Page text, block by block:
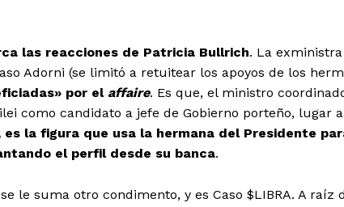
las reacciones de Patricia Bullrich. La
Adorni (se limitó a retuitear los apoyos de los
por el affaire. Es que, el ministro
como candidato a jefe de Gobierno porteño, lugar
es la figura que usa la hermana del Presidente
el perfil desde su banca.
le suma otro condimento, y es Caso $LIBRA. A